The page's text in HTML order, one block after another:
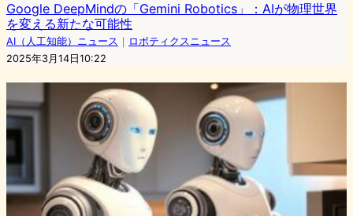
Google DeepMindの「Gemini Robotics」：AIが物理世界
を変える新たな可能性
AI（人工知能）ニュース ｜ ロボティクスニュース
2025年3月14日10:22